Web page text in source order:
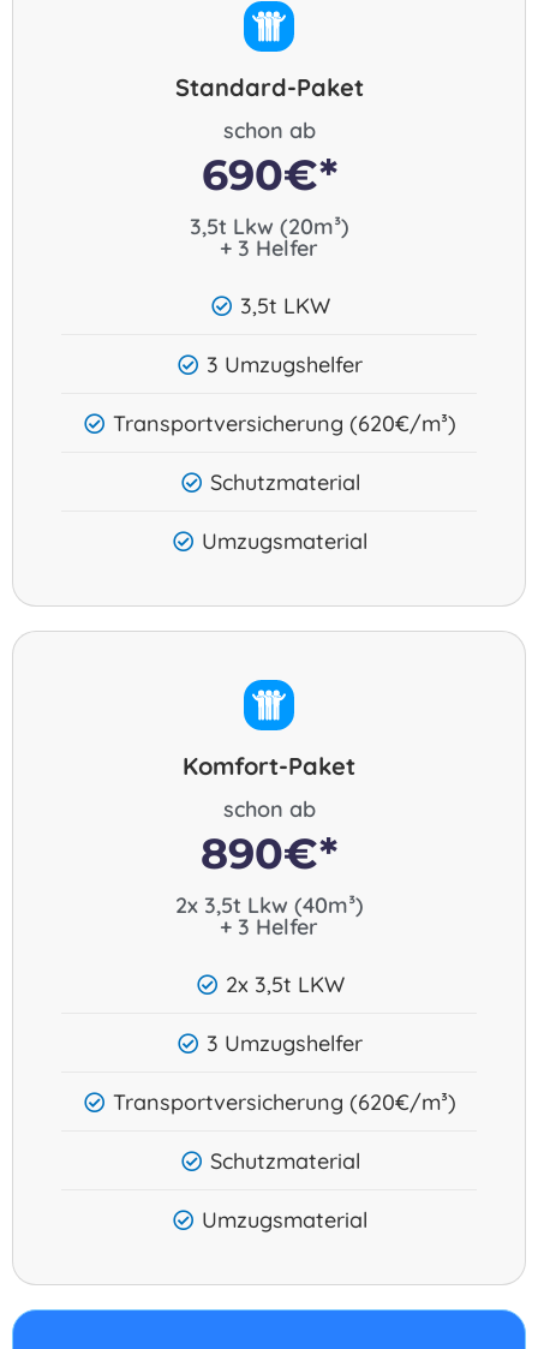
Standard-Paket
schon ab
690€*
3,5t Lkw (20m³)
+ 3 Helfer
3,5t LKW
3 Umzugshelfer
Transportversicherung (620€/m³)
Schutzmaterial
Umzugsmaterial
Komfort-Paket
schon ab
890€*
2x 3,5t Lkw (40m³)
+ 3 Helfer​
2x 3,5t LKW
3 Umzugshelfer
Transportversicherung (620€/m³)
Schutzmaterial
Umzugsmaterial